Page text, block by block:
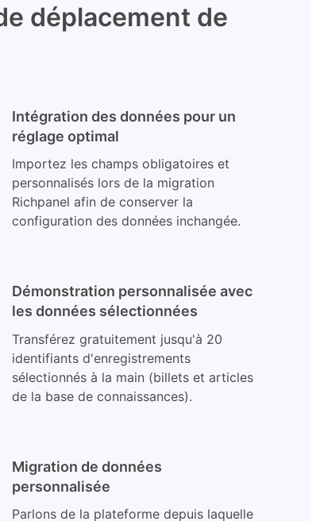
déplacement de
Intégration des données pour un
réglage optimal
Importez les champs obligatoires et
personnalisés lors de la migration
Richpanel afin de conserver la
configuration des données inchangée.
Démonstration personnalisée avec
les données sélectionnées
Transférez gratuitement jusqu'à 20
identifiants d'enregistrements
sélectionnés à la main (billets et articles
de la base de connaissances).
Migration de données
personnalisée
Parlons de la plateforme depuis laquelle